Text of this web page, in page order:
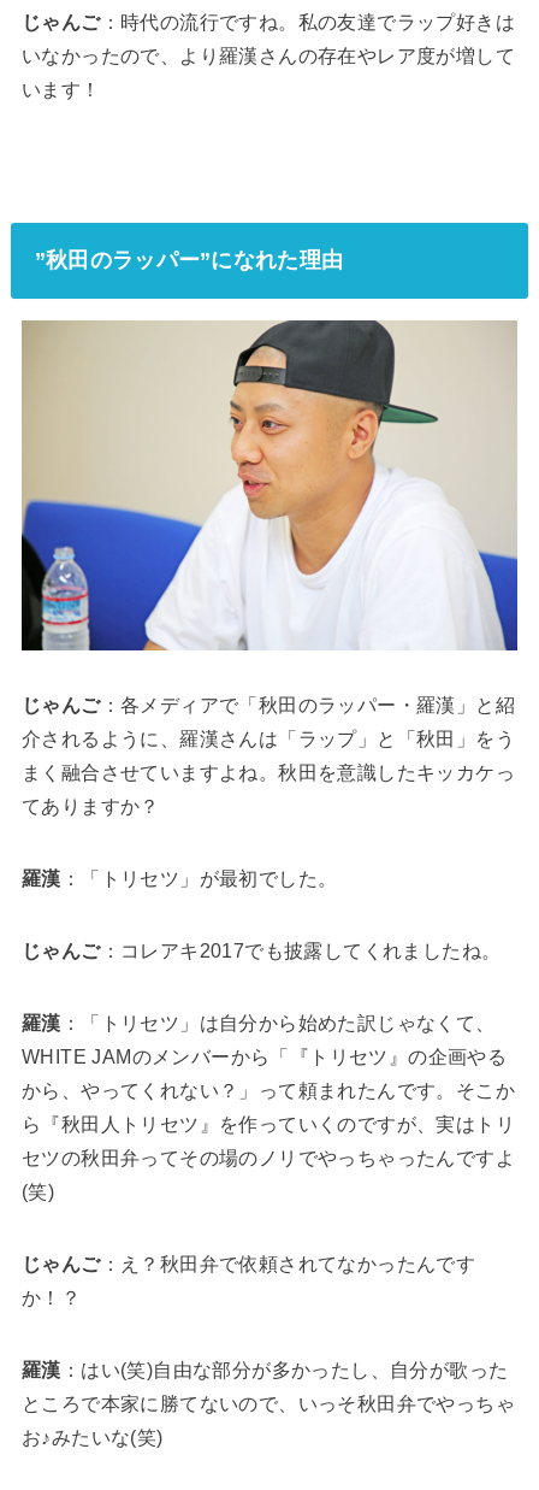
じゃんご：時代の流行ですね。私の友達でラップ好きは
いなかったので、より羅漢さんの存在やレア度が増して
います！
”秋田のラッパー”になれた理由
じゃんご：各メディアで「秋田のラッパー・羅漢」と紹
介されるように、羅漢さんは「ラップ」と「秋田」をう
まく融合させていますよね。秋田を意識したキッカケっ
てありますか？
羅漢 ：「トリセツ」が最初でした。
じゃんご：コレアキ2017でも披露してくれましたね。
羅漢 ：「トリセツ」は自分から始めた訳じゃなくて、
WHITE JAMのメンバーから「『トリセツ』の企画やる
から、やってくれない？」って頼まれたんです。そこか
ら『秋田人トリセツ』を作っていくのですが、実はトリ
セツの秋田弁ってその場のノリでやっちゃったんですよ
(笑)
じゃんご：え？秋田弁で依頼されてなかったんです
か！？
羅漢 ：はい(笑)自由な部分が多かったし、自分が歌った
ところで本家に勝てないので、いっそ秋田弁でやっちゃ
お♪みたいな(笑)